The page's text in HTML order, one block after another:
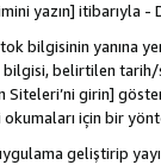
yazın] itibarıyla -
bilgisinin yanına
belirtilen
girin]
için bir
geliştirip